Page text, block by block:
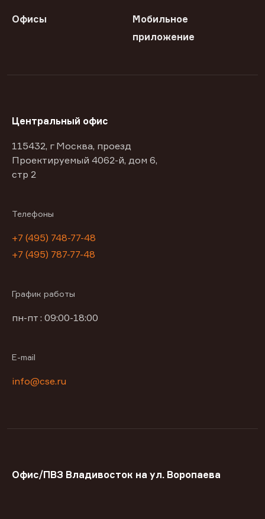
Офисы
Мобильное
приложение
Центральный офис
115432, г Москва, проезд
Проектируемый 4062-й, дом 6,
стр 2
Телефоны
+7 (495) 748-77-48
+7 (495) 787-77-48
График работы
пн-пт : 09:00-18:00
E-mail
info@cse.ru
Офис/ПВЗ Владивосток на ул. Воропаева